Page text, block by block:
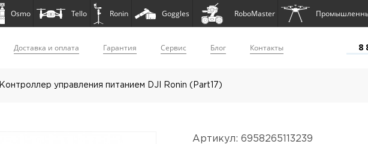
Osmo Tello Ronin Goggles RoboMaster
Доставка и оплата Гарантия Сервис Блог Контакты 8
Контроллер управления питанием DJI Ronin (Part17)
Артикул: 6958265113239